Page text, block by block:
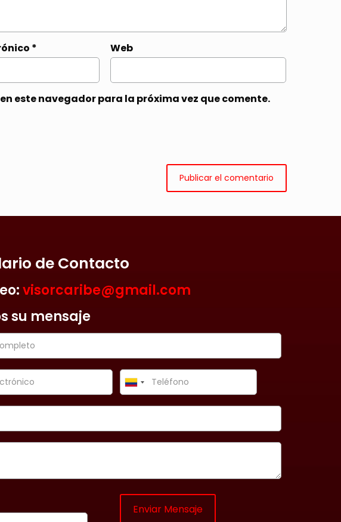
* Web
este navegador para la próxima vez que comente.
de Contacto
visorcaribe@gmail.com
su mensaje